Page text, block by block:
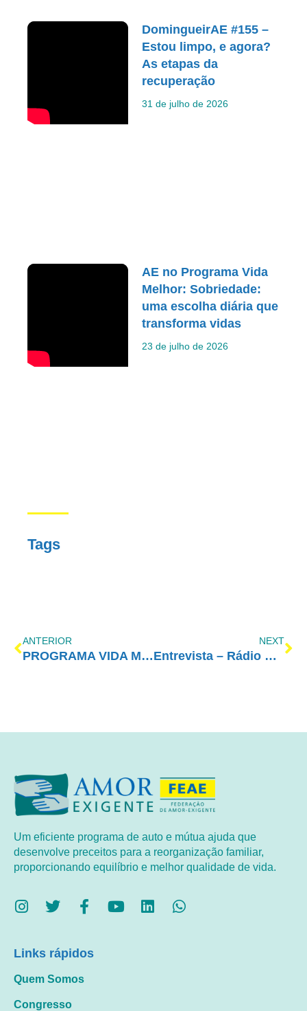
DomingueirAE #155 –
Estou limpo, e agora?
As etapas da
recuperação
31 de julho de 2026
AE no Programa Vida
Melhor: Sobriedade:
uma escolha diária que
transforma vidas
23 de julho de 2026
Tags
ANTERIOR
PROGRAMA VIDA MELHOR – REDEVIDA – 15/01/2018
NEXT
Entrevista – Rádio BandNews FM de Fortaleza
Um eficiente programa de auto e mútua ajuda que
desenvolve preceitos para a reorganização familiar,
proporcionando equilíbrio e melhor qualidade de vida.
Links rápidos
Quem Somos
Congresso